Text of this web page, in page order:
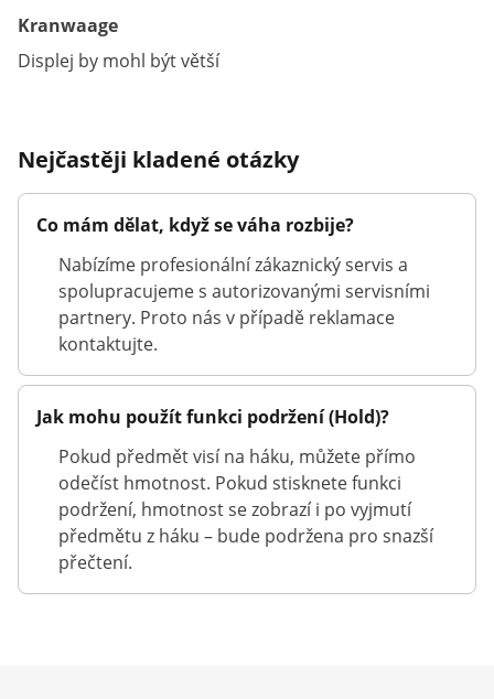
Kranwaage
Displej by mohl být větší
Nejčastěji kladené otázky
Co mám dělat, když se váha rozbije?
Nabízíme profesionální zákaznický servis a
spolupracujeme s autorizovanými servisními
partnery. Proto nás v případě reklamace
kontaktujte.
Jak mohu použít funkci podržení (Hold)?
Pokud předmět visí na háku, můžete přímo
odečíst hmotnost. Pokud stisknete funkci
podržení, hmotnost se zobrazí i po vyjmutí
předmětu z háku – bude podržena pro snazší
přečtení.